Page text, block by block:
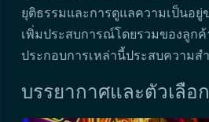
ยุติธรรมและการดูแลความเป็นอยู่
เพิ่มประสบการณ์โดยรวมของลูกค้
ประกอบการเหล่านี้ประสบความสำ
บรรยากาศและตัวเลือ